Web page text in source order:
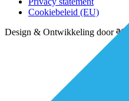
Cookiebeleid (EU)
Design & Ontwikkeling door